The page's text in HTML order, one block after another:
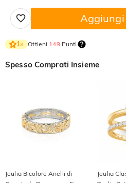
1× Ottieni 149Punti
Spesso Comprati Insieme
Jeulia Bicolore Anelli di
Jeulia